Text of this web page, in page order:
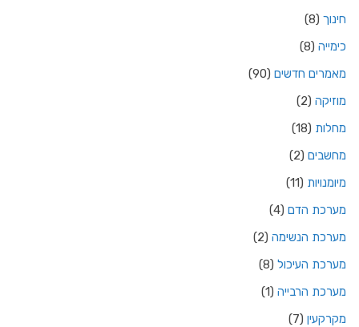
חינוך (8)
כימייה (8)
מאמרים חדשים (90)
מוזיקה (2)
מחלות (18)
מחשבים (2)
מיומנויות (11)
מערכת הדם (4)
מערכת הנשימה (2)
מערכת העיכול (8)
מערכת הרבייה (1)
מקרקעין (7)